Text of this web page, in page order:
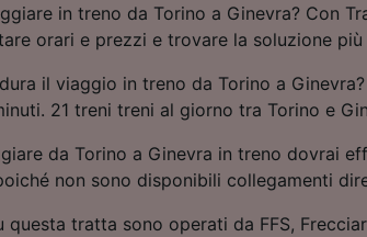
in treno da Torino a Ginevra? Con
orari e prezzi e trovare la soluzione più
il viaggio in treno da Torino a
21 treni treni al giorno tra Torino e
da Torino a Ginevra in treno dovrai
non sono disponibili collegamenti
questa tratta sono operati da FFS,